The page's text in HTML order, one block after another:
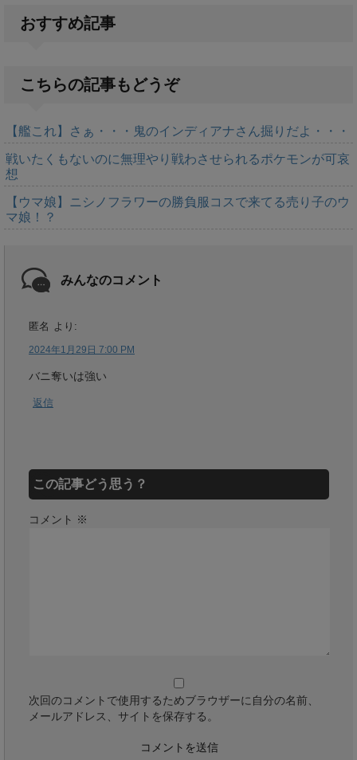
おすすめ記事
こちらの記事もどうぞ
【艦これ】さぁ・・・鬼のインディアナさん掘りだよ・・・
戦いたくもないのに無理やり戦わさせられるポケモンが可哀
想
【ウマ娘】ニシノフラワーの勝負服コスで来てる売り子のウ
マ娘！？
みんなのコメント
匿名 より:
2024年1月29日 7:00 PM
バニ奪いは強い
返信
この記事どう思う？
コメント ※
次回のコメントで使用するためブラウザーに自分の名前、
メールアドレス、サイトを保存する。